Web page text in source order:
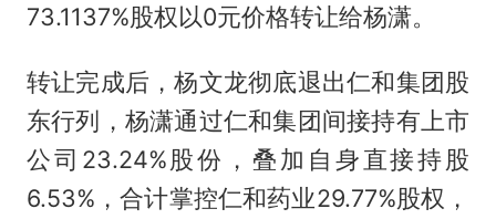
73.1137%股权以0元价格转让给杨潇。
转让完成后，杨文龙彻底退出仁和集团股
东行列，杨潇通过仁和集团间接持有上市
公司23.24%股份，叠加自身直接持股
6.53%，合计掌控仁和药业29.77%股权，